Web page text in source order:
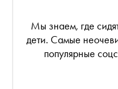
Мы знаем, где
дети. Самые
популярные